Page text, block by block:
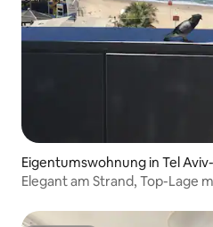
Eigentumswohnung in Tel
Elegant am Strand, Top-Lage